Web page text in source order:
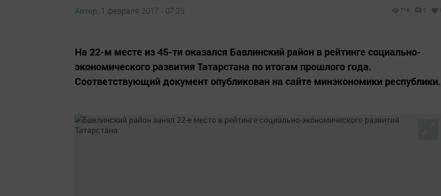
Автор, 1 февраля 2017 - 07:25 716 0
На 22-м месте из 45-ти оказался Бавлинский район в рейтинге социально-
экономического развития Татарстана по итогам прошлого года.
Соответствующий документ опубликован на сайте минэкономики республики.